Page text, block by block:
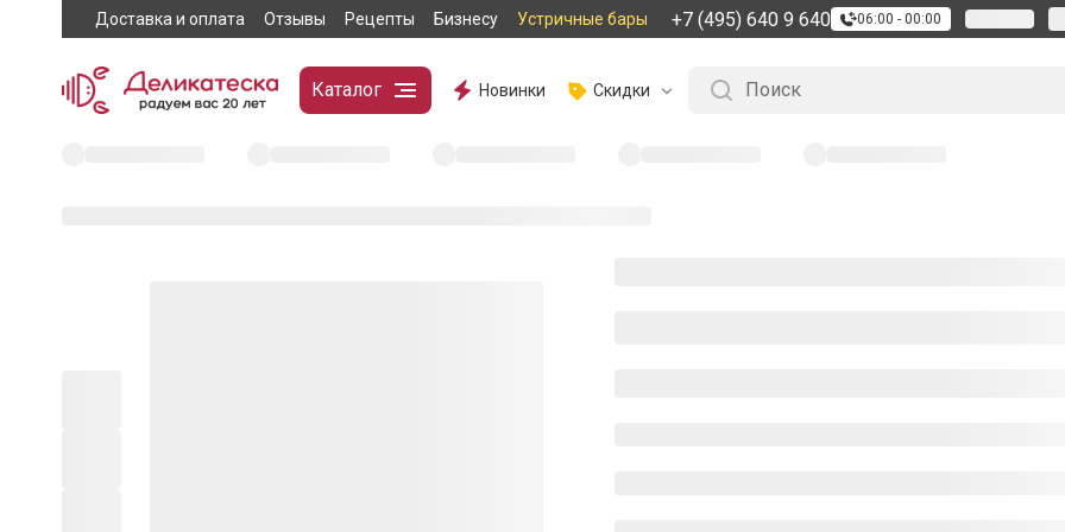
Доставка и оплата Отзывы Рецепты Бизнесу Устричные бары +7 (495) 640 9 640 06:00 - 00:00
Каталог Новинки Скидки